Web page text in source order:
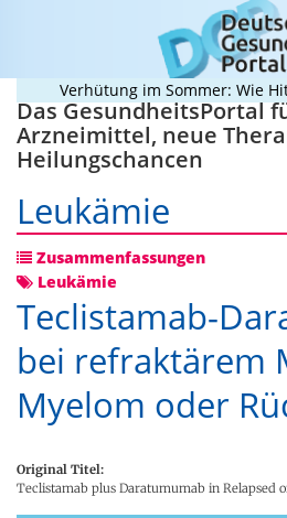
Verhütung im Sommer: Wie
Das GesundheitsPortal
Arzneimittel, neue
Heilungschancen
Leukämie
Zusammenfassungen
Leukämie
Teclistamab-
bei refraktärem
Myelom oder
Original Titel:
Teclistamab plus Daratumumab in Relapsed